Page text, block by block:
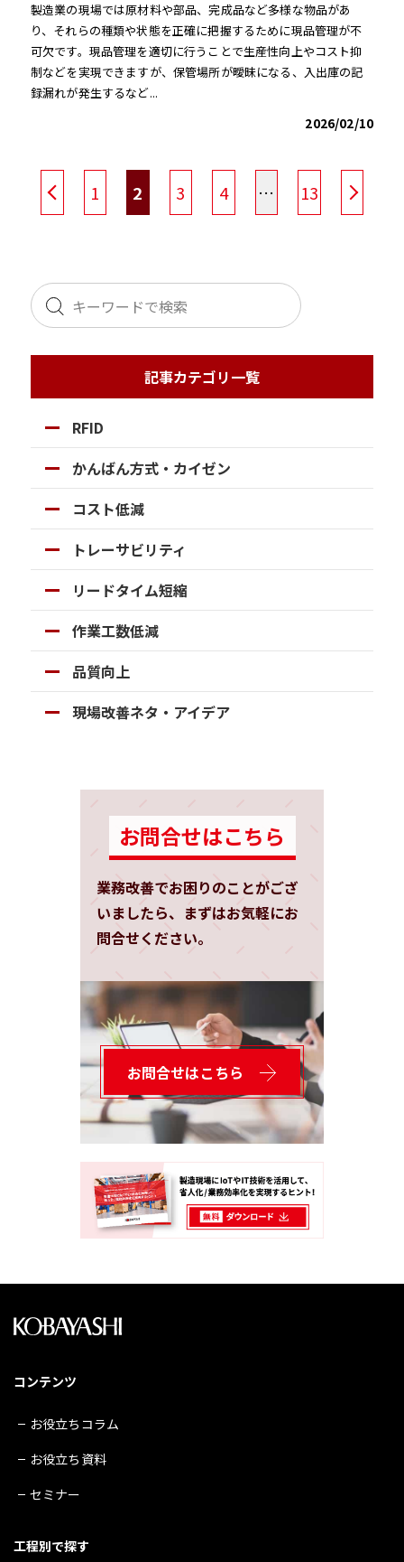
製造業の現場では原材料や部品、完成品など多様な物品があ
り、それらの種類や状態を正確に把握するために現品管理が不
可欠です。現品管理を適切に行うことで生産性向上やコスト抑
制などを実現できますが、保管場所が曖昧になる、入出庫の記
録漏れが発生するなど...
2026/02/10
投
稿
ビ
ゲ
ー
シ
ョ
ン
1 2 3 4 … 13
次へ
記事カテゴリ一覧
RFID
かんばん方式・カイゼン
コスト低減
トレーサビリティ
リードタイム短縮
作業工数低減
品質向上
現場改善ネタ・アイデア
お問合せはこちら
業務改善でお困りのことがござ
いましたら、まずはお気軽にお
問合せください。
お問合せはこちら
コンテンツ
お役立ちコラム
お役立ち資料
セミナー
工程別で探す